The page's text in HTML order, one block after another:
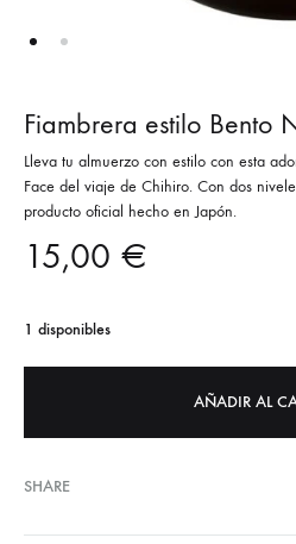
Fiambrera estilo Bento
Lleva tu almuerzo con estilo con esta
Face del viaje de Chihiro. Con dos
producto oficial hecho en Japón.
15,00 €
1 disponibles
AÑADIR AL
SHARE